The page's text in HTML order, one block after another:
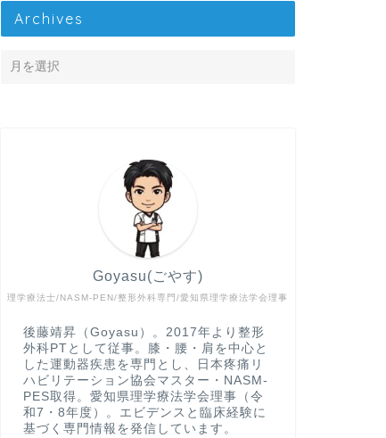
Archives
理学療法士/NASM-PEN/整形外科専門/愛知県理学療法学会理事
Goyasu(ごやす)
後藤靖昇（Goyasu）。2017年より整形
外科PTとして従事。膝・腰・肩を中心と
した運動器疾患を専門とし、日本疼痛リ
ハビリテーション協会マスター・NASM-
PES取得。愛知県理学療法学会理事（令
和7・8年度）。エビデンスと臨床経験に
基づく専門情報を発信しています。